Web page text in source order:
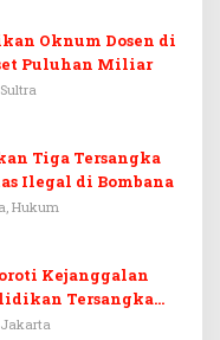
Oknum Dosen di
Puluhan Miliar
Tiga Tersangka
Ilegal di Bombana
Hukum
Kejanggalan
Tersangka
Jakarta